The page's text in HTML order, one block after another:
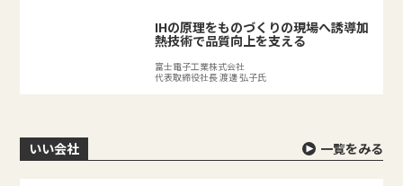
IHの原理をものづくりの現場へ誘導加
熱技術で品質向上を支える
富士電子工業株式会社
代表取締役社長 渡邊 弘子氏
いい会社 一覧をみる